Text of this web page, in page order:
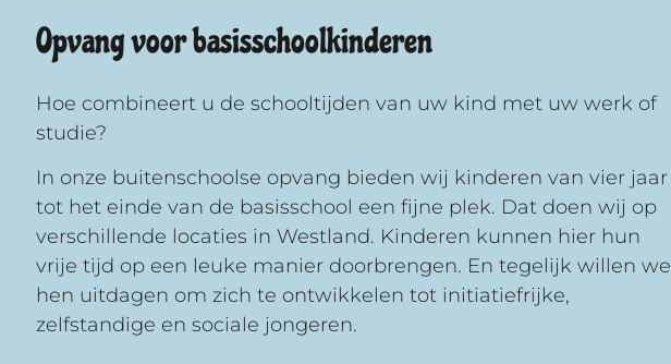
Opvang voor basisschoolkinderen
Hoe combineert u de schooltijden van uw kind met uw werk of
studie?
In onze buitenschoolse opvang bieden wij kinderen van vier jaar
tot het einde van de basisschool een fijne plek. Dat doen wij op
verschillende locaties in Westland. Kinderen kunnen hier hun
vrije tijd op een leuke manier doorbrengen. En tegelijk willen we
hen uitdagen om zich te ontwikkelen tot initiatiefrijke,
zelfstandige en sociale jongeren.